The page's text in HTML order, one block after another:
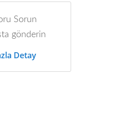
bir optik test cihazıdır.
Sorun
gönderin
Detay